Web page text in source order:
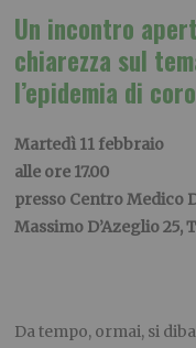
Un incontro
chiarezza sul
l’epidemia di
Martedì 11 febbraio
alle ore 17.00
presso Centro Medico
Massimo D’Azeglio 25,
Da tempo, ormai, si